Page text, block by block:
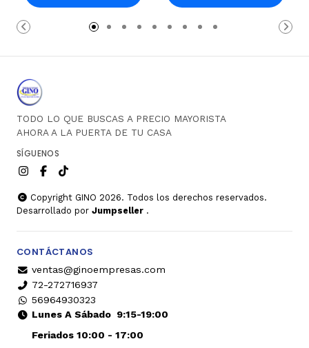
Carro Carro
TODO LO QUE BUSCAS A PRECIO MAYORISTA
AHORA A LA PUERTA DE TU CASA
SÍGUENOS
Copyright GINO 2026. Todos los derechos reservados.
Desarrollado por Jumpseller .
CONTÁCTANOS
ventas@ginoempresas.com
72-272716937
56964930323
Lunes A Sábado9:15-19:00
Feriados 10:00 - 17:00